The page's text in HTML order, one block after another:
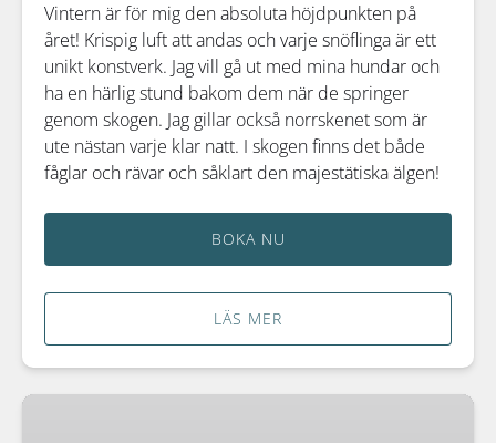
Vintern är för mig den absoluta höjdpunkten på
året! Krispig luft att andas och varje snöflinga är ett
unikt konstverk. Jag vill gå ut med mina hundar och
ha en härlig stund bakom dem när de springer
genom skogen. Jag gillar också norrskenet som är
ute nästan varje klar natt. I skogen finns det både
fåglar och rävar och såklart den majestätiska älgen!
BOKA NU
LÄS MER
Privat